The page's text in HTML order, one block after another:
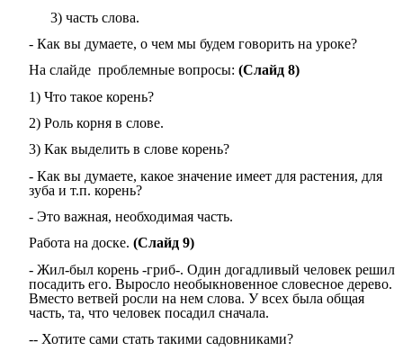
3) часть слова.
- Как вы думаете, о чем мы будем говорить на уроке?
На слайде проблемные вопросы: (Слайд 8)
1) Что такое корень?
2) Роль корня в слове.
3) Как выделить в слове корень?
- Как вы думаете, какое значение имеет для растения, для
зуба и т.п. корень?
- Это важная, необходимая часть.
Работа на доске. (Слайд 9)
- Жил-был корень -гриб-. Один догадливый человек решил
посадить его. Выросло необыкновенное словесное дерево.
Вместо ветвей росли на нем слова. У всех была общая
часть, та, что человек посадил сначала.
-- Хотите сами стать такими садовниками?